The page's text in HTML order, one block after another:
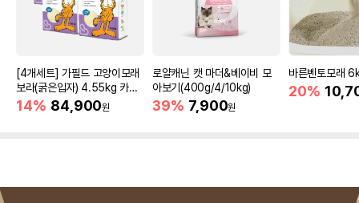
[4개세트] 가필드 고양이모래
보라(굵은입자) 4.55kg 카사
바모래
14% 84,900원
로얄캐닌 캣 마더&베이비 모
아보기(400g/4/10kg)
39% 7,900원
바른벤토모래
20%